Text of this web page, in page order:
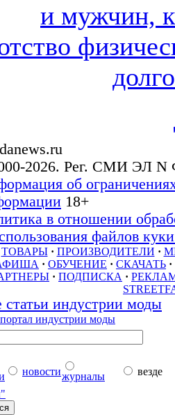
и мужчин,
2026. Рег. СМИ ЭЛ N
об
18+
в отношении
файлов
ТОВАРЫ · ПРОИЗВОДИТЕЛИ ·
· ОБУЧЕНИЕ · СКАЧАТЬ ·
· ПОДПИСКА ·
статьи индустрии моды
новостижурналы
везде